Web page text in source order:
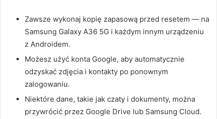
Zawsze wykonaj kopię zapasową przed resetem — na
Samsung Galaxy A36 5G i każdym innym urządzeniu
z Androidem.
Możesz użyć konta Google, aby automatycznie
odzyskać zdjęcia i kontakty po ponownym
zalogowaniu.
Niektóre dane, takie jak czaty i dokumenty, można
przywrócić przez Google Drive lub Samsung Cloud.